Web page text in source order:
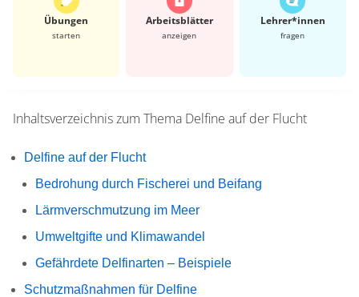
Übungen
starten
Arbeits­blätter
anzeigen
Lehrer*​innen
fragen
Inhaltsverzeichnis zum Thema Delfine auf der Flucht
Delfine auf der Flucht
Bedrohung durch Fischerei und Beifang
Lärmverschmutzung im Meer
Umweltgifte und Klimawandel
Gefährdete Delfinarten – Beispiele
Schutzmaßnahmen für Delfine